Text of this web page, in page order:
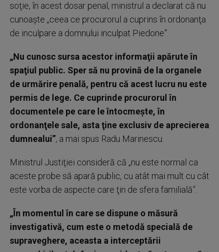
soţie, în acest dosar penal, ministrul a declarat că nu
cunoaşte „ceea ce procurorul a cuprins în ordonanţa
de inculpare a domnului inculpat Piedone”.
„Nu cunosc sursa acestor informaţii apărute în
spaţiul public. Sper să nu provină de la organele
de urmărire penală, pentru că acest lucru nu este
permis de lege. Ce cuprinde procurorul în
documentele pe care le întocmeşte, în
ordonanţele sale, asta ţine exclusiv de aprecierea
dumnealui”, a mai spus Radu Marinescu.
Ministrul Justiţiei consideră că „nu este normal ca
aceste probe să apară public, cu atât mai mult cu cât
este vorba de aspecte care ţin de sfera familială”.
„În momentul în care se dispune o măsură
investigativă, cum este o metodă specială de
supraveghere, aceasta a interceptării